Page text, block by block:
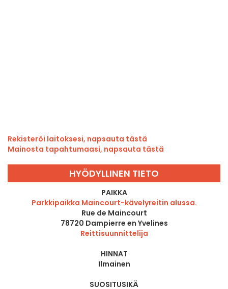
Rekisteröi laitoksesi, napsauta tästä
Mainosta tapahtumaasi, napsauta tästä
HYÖDYLLINEN TIETO
PAIKKA
Parkkipaikka Maincourt-kävelyreitin alussa.
Rue de Maincourt
78720 Dampierre en Yvelines
Reittisuunnittelija
HINNAT
Ilmainen
SUOSITUSIKÄ